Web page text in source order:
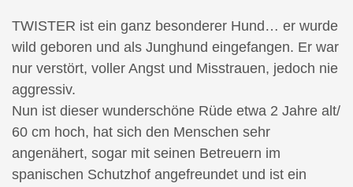
TWISTER ist ein ganz besonderer Hund… er wurde
wild geboren und als Junghund eingefangen. Er war
nur verstört, voller Angst und Misstrauen, jedoch nie
aggressiv.
Nun ist dieser wunderschöne Rüde etwa 2 Jahre alt/
60 cm hoch, hat sich den Menschen sehr
angenähert, sogar mit seinen Betreuern im
spanischen Schutzhof angefreundet und ist ein